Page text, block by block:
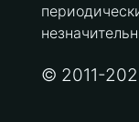
© 2011-